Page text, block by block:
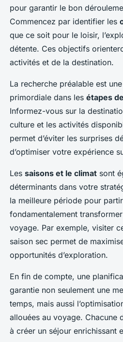
pour garantir le bon
Commencez par identifier les
que ce soit pour le loisir,
détente. Ces objectifs
activités et de la destination.
La recherche préalable est
primordiale dans les étapes
Informez-vous sur la
culture et les activités
permet d’éviter les surprises
d’optimiser votre expérience
Les saisons et le climat sont
déterminants dans votre
la meilleure période pour
fondamentalement
voyage. Par exemple, visiter
saison sec permet de
opportunités d’exploration.
En fin de compte, une
garantie non seulement une
temps, mais aussi
allouées au voyage. Chacune
à créer un séjour enrichissant